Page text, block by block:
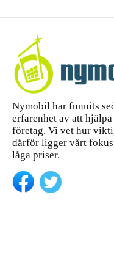
Nymobil har funnits
erfarenhet av att
företag. Vi vet hur
därför ligger vårt
låga priser.